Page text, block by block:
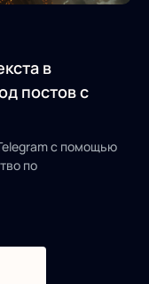
в
постов с
с помощью
по